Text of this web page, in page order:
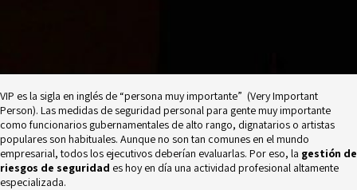
VIP es la sigla en inglés de “persona muy importante” (Very Important
Person). Las medidas de seguridad personal para gente muy importante
como funcionarios gubernamentales de alto rango, dignatarios o artistas
populares son habituales. Aunque no son tan comunes en el mundo
empresarial, todos los ejecutivos deberían evaluarlas. Por eso, la gestión de
riesgos de seguridad es hoy en día una actividad profesional altamente
especializada.